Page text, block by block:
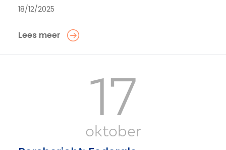
18/12/2025
Lees meer
17
oktober